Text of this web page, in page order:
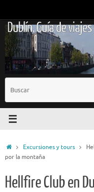
contenido
Dublín. Guía de
InicioExcursiones y tours
por la montaña
Hellfire Club en